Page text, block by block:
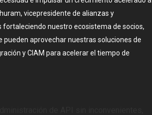
vicepresidente de alianzas y
fortaleciendo nuestro ecosistema de socios,
aprovechar nuestras soluciones de
y CIAM para acelerar el tiempo de